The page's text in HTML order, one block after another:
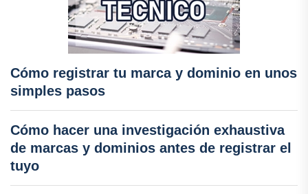
Cómo registrar tu marca y dominio en unos
simples pasos
Cómo hacer una investigación exhaustiva
de marcas y dominios antes de registrar el
tuyo